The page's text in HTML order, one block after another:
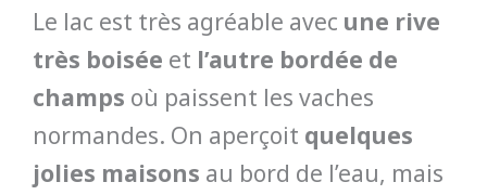
Le lac est très agréable avec une rive
très boisée et l’autre bordée de
champs où paissent les vaches
normandes. On aperçoit quelques
jolies maisons au bord de l’eau, mais